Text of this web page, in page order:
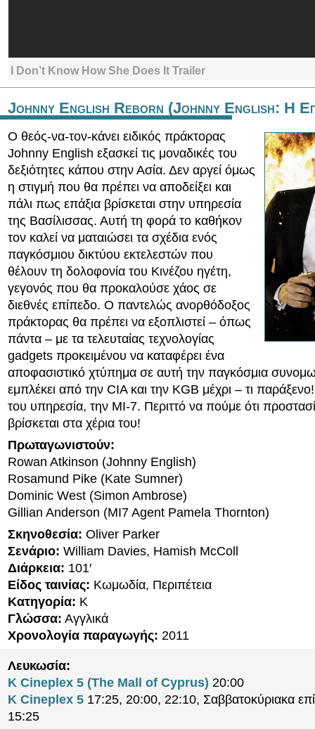
I Don’t Know How She Does It Trailer
Johnny English Reborn (Johnny English: Η
Ο θεός-να-τον-κάνει ειδικός πράκτορας
Johnny English εξασκεί τις μοναδικές του
δεξιότητες κάπου στην Ασία. Δεν αργεί όμως
η στιγμή που θα πρέπει να αποδείξει και
πάλι πως επάξια βρίσκεται στην υπηρεσία
της Βασίλισσας. Αυτή τη φορά το καθήκον
τον καλεί να ματαιώσει τα σχέδια ενός
παγκόσμιου δικτύου εκτελεστών που
θέλουν τη δολοφονία του Κινέζου ηγέτη,
γεγονός που θα προκαλούσε χάος σε
διεθνές επίπεδο. Ο παντελώς ανορθόδοξος
πράκτορας θα πρέπει να εξοπλιστεί – όπως
πάντα – με τα τελευταίας τεχνολογίας
gadgets προκειμένου να καταφέρει ένα
αποφασιστικό χτύπημα σε αυτή την παγκόσμια
εμπλέκει από την CIA και την KGB μέχρι – τι
του υπηρεσία, την MI-7. Περιττό να πούμε ότι
βρίσκεται στα χέρια του!
Πρωταγωνιστούν:
Rowan Atkinson (Johnny English)
Rosamund Pike (Kate Sumner)
Dominic West (Simon Ambrose)
Gillian Anderson (MI7 Agent Pamela Thornton)
Σκηνοθεσία: Oliver Parker
Σενάριο: William Davies, Hamish McColl
Διάρκεια: 101′
Είδος ταινίας: Κωμωδία, Περιπέτεια
Κατηγορία: K
Γλώσσα: Αγγλικά
Χρονολογία παραγωγής: 2011
Λευκωσία:
K Cineplex 5 (The Mall of Cyprus) 20:00
K Cineplex 5 17:25, 20:00, 22:10, Σαββατοκύριακα
15:25